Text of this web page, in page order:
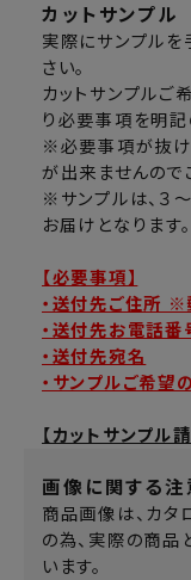
カットサンプル
実際にサンプル
さい。
カットサンプルご
り必要事項を明記
※必要事項が抜け
が出来ませんので
※サンプルは、３
お届けとなります。
【必要事項】
・送付先ご住所
・送付先お電話番
・送付先宛名
・サンプルご希望
【カットサンプル
画像に関する注
商品画像は、カタ
の為、実際の商品
います。